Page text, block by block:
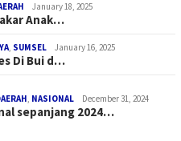
January 18, 2025
Anak…
, SUMSEL January 16, 2025
Di Bui d…
, NASIONAL December 31, 2024
sepanjang 2024…